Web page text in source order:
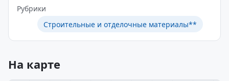
Рубрики
Строительные и отделочные материалы**
На карте